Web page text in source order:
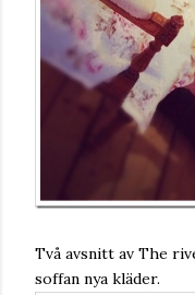
Två avsnitt av The
soffan nya kläder.